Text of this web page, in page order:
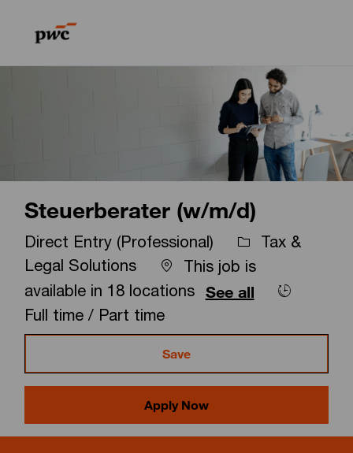
Steuerberater (w/m/d)
Direct Entry (Professional)
Tax &
Legal Solutions
This job is
available in 18 locations See all
Full time / Part time
Save
Apply Now